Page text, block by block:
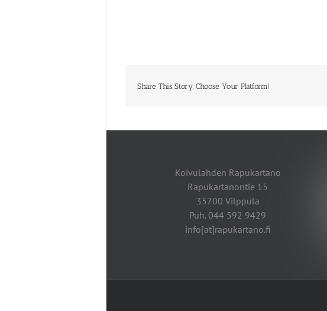
Share This Story, Choose Your Platform!
Koivulahden Rapukartano
Rapukartanontie 15
35700 Vilppula
Puh. 044 592 9429
info[at]rapukartano.fi